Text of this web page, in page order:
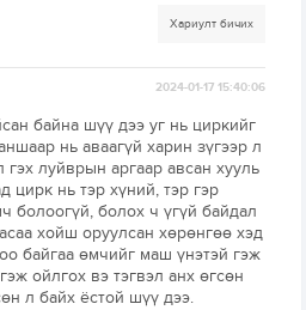
Хариулт бичих
2024-01-17 15:40:06
байна шүү дээ уг нь циркийг
нь аваагүй харин зүгээр л
луйврын аргаар авсан хууль
цирк нь тэр хүний, тэр гэр
болоогүй, болох ч үгүй байдал
хойш оруулсан хөрөнгөө хэд
байгаа өмчийг маш үнэтэй гэж
ойлгох вэ тэгвэл анх өгсөн
л байх ёстой шүү дээ.